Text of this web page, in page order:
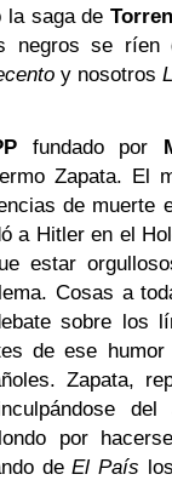
la saga de
negros se ríen
y nosotros
fundado por
Zapata. El
de muerte
a Hitler en el
estar
Cosas a
sobre los
de ese
Zapata,
por
deEl País